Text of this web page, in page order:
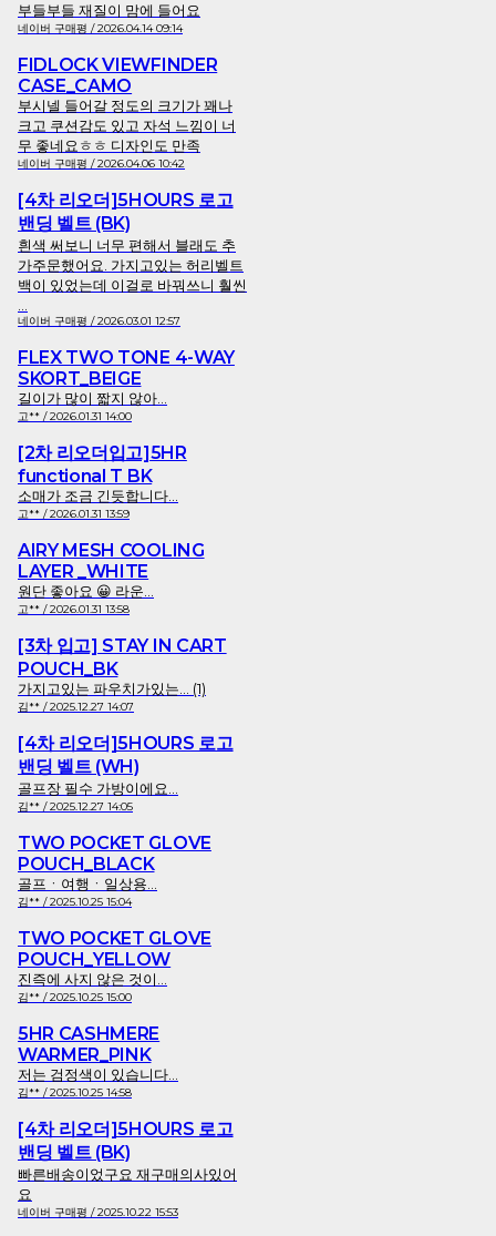
부들부들 재질이 맘에 들어요
네이버 구매평 / 2026.04.14 09:14
FIDLOCK VIEWFINDER
CASE_CAMO
부시넬 들어갈 정도의 크기가 꽤나
크고 쿠션감도 있고 자석 느낌이 너
무 좋네요ㅎㅎ 디자인도 만족
네이버 구매평 / 2026.04.06 10:42
[4차 리오더]5HOURS 로고
밴딩 벨트 (BK)
흰색 써보니 너무 편해서 블래도 추
가주문했어요. 가지고있는 허리벨트
백이 있었는데 이걸로 바꿔쓰니 훨씬
네이버 구매평 / 2026.03.01 12:57
FLEX TWO TONE 4-WAY
SKORT_BEIGE
길이가 많이 짧지 않아...
고** / 2026.01.31 14:00
[2차 리오더입고]5HR
functional T BK
소매가 조금 긴듯합니다...
고** / 2026.01.31 13:59
AIRY MESH COOLING
LAYER _WHITE
원단 좋아요 😀 라운...
고** / 2026.01.31 13:58
[3차 입고] STAY IN CART
POUCH_BK
가지고있는 파우치가있는... (1)
김** / 2025.12.27 14:07
[4차 리오더]5HOURS 로고
밴딩 벨트 (WH)
골프장 필수 가방이에요...
김** / 2025.12.27 14:05
TWO POCKET GLOVE
POUCH_BLACK
골프ㆍ여행ㆍ일상용...
김** / 2025.10.25 15:04
TWO POCKET GLOVE
POUCH_YELLOW
진즉에 사지 않은 것이...
김** / 2025.10.25 15:00
5HR CASHMERE
WARMER_PINK
저는 검정색이 있습니다...
김** / 2025.10.25 14:58
[4차 리오더]5HOURS 로고
밴딩 벨트 (BK)
빠른배송이었구요 재구매의사있어
요
네이버 구매평 / 2025.10.22 15:53